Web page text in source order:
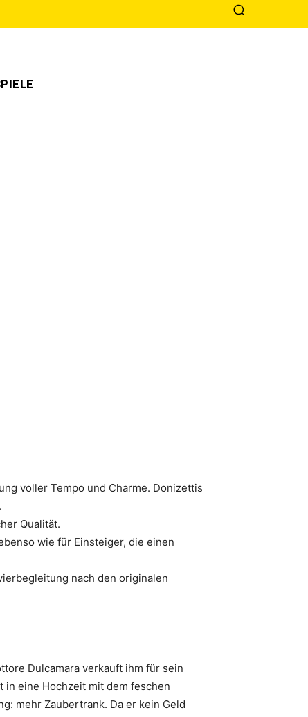
voller Tempo und Charme. Donizettis
Qualität.
wie für Einsteiger, die einen
nach den originalen
Dulcamara verkauft ihm für sein
in eine Hochzeit mit dem feschen
mehr Zaubertrank. Da er kein Geld